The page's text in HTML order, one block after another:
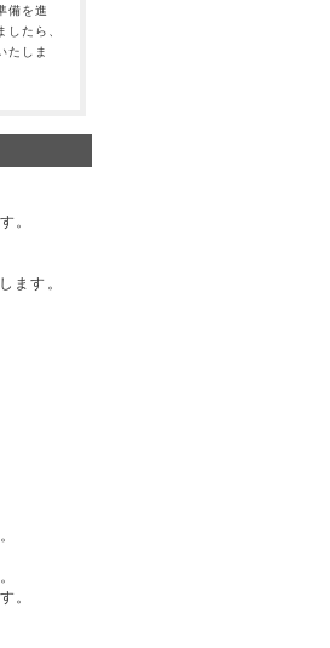
備を進
したら、
たしま
。
ます。
。